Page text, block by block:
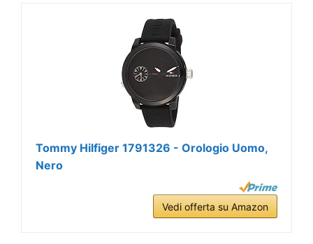
Tommy Hilfiger 1791326 - Orologio Uomo,
Nero
Vedi offerta su Amazon